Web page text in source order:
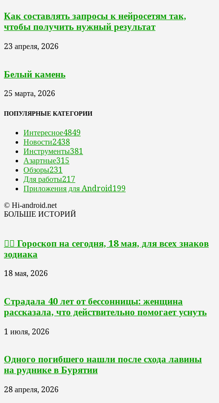
Как составлять запросы к нейросетям так,
чтобы получить нужный результат
23 апреля, 2026
Белый камень
25 марта, 2026
ПОПУЛЯРНЫЕ КАТЕГОРИИ
Интересное4849
Новости2438
Инструменты381
Азартные315
Обзоры231
Для работы217
Приложения для Android199
© Hi-android.net
БОЛЬШЕ ИСТОРИЙ
🧙‍♀ Гороскоп на сегодня, 18 мая, для всех знаков
зодиака
18 мая, 2026
Страдала 40 лет от бессонницы: женщина
рассказала, что действительно помогает уснуть
1 июля, 2026
Одного погибшего нашли после схода лавины
на руднике в Бурятии
28 апреля, 2026